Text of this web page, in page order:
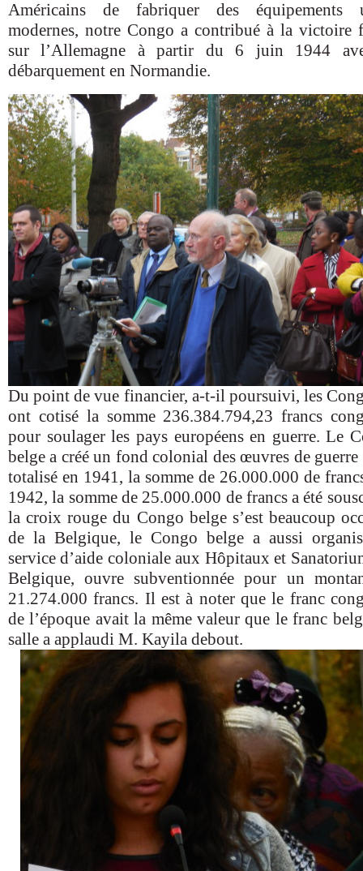
Américains de fabriquer des équipements
modernes, notre Congo a contribué à la victoire
sur l’Allemagne à partir du 6 juin 1944
débarquement en Normandie.
Du point de vue financier, a-t-il poursuivi, les
ont cotisé la somme 236.384.794,23 francs
pour soulager les pays européens en guerre. Le
belge a créé un fond colonial des œuvres de guerre
totalisé en 1941, la somme de 26.000.000 de
1942, la somme de 25.000.000 de francs a été
la croix rouge du Congo belge s’est beaucoup
de la Belgique, le Congo belge a aussi
service d’aide coloniale aux Hôpitaux et
Belgique, ouvre subventionnée pour un
21.274.000 francs. Il est à noter que le franc
de l’époque avait la même valeur que le franc
salle a applaudi M. Kayila debout.